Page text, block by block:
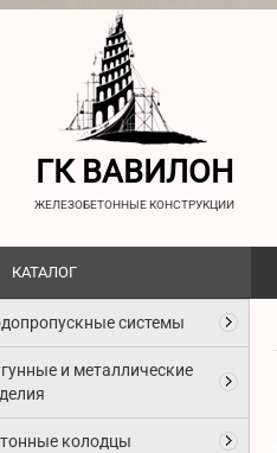
ГК ВАВИЛОН
ЖЕЛЕЗОБЕТОННЫЕ КОНСТРУКЦИИ
КАТАЛОГ
системы
и металлические
колодцы